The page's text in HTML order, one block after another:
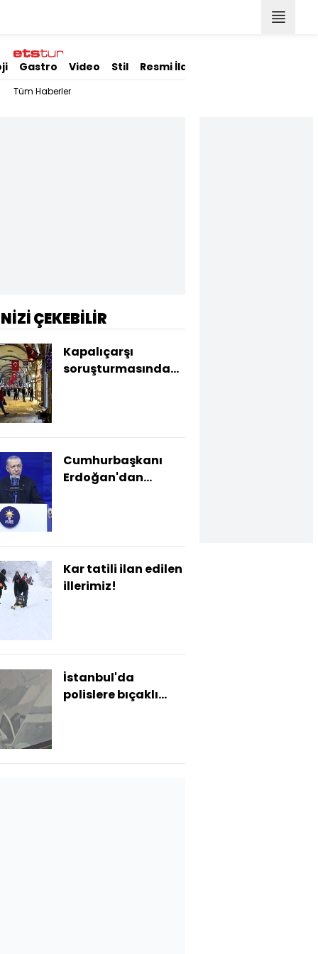
Gastro Video Stil Resmi İlanlar
Tüm Haberler
ÇEKEBİLİR
Kapalıçarşı
soruşturmasında
Cumhurbaşkanı
Erdoğan'dan
Kar tatili ilan edilen
illerimiz!
İstanbul'da
polislere bıçaklı